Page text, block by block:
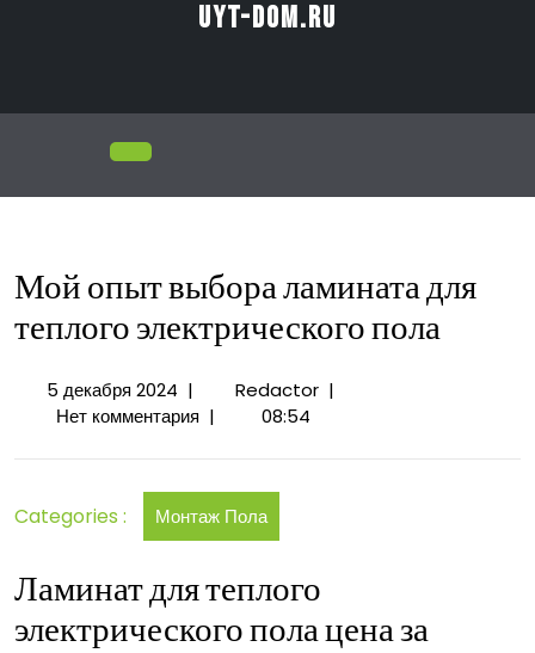
uyt-dom.ru
Мой опыт выбора ламината для
теплого электрического пола
5 декабря 20245
декабря
| RedactorМой
ламината
|
Нет комментария | 08:54
Categories : Монтаж Пола
Ламинат для теплого
электрического пола цена за